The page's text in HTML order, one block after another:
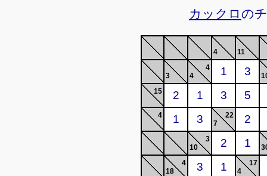
カックロ の
4 11
3
4
4
15
4
22
7
3
10
4
18
17
4